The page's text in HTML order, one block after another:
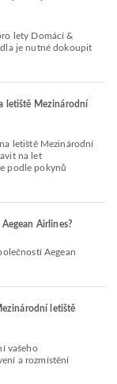
je nutné dokoupit
letiště Mezinárodní
na let
podle pokynů
Airlines?
letiště
a rozmístění